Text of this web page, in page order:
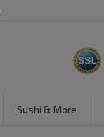
Sushi & More